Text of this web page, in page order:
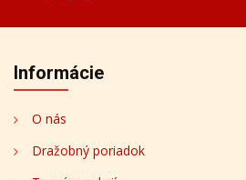
Informácie
O nás
Dražobný poriadok